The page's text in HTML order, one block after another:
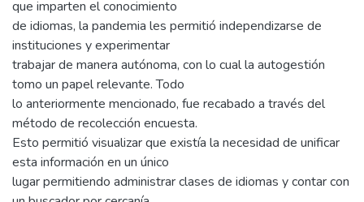
que imparten el conocimiento
de idiomas, la pandemia les permitió independizarse de
instituciones y experimentar
trabajar de manera autónoma, con lo cual la autogestión
tomo un papel relevante. Todo
lo anteriormente mencionado, fue recabado a través del
método de recolección encuesta.
Esto permitió visualizar que existía la necesidad de unificar
esta información en un único
lugar permitiendo administrar clases de idiomas y contar con